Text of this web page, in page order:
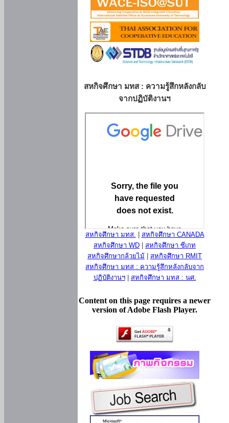
สหกิจศึกษา มทส : ความรู้สึกหลังกลับ
จากปฏิบัติงานฯ
สหกิจศึกษา มทส.
สหกิจศึกษา CANADA
สหกิจศึกษา WD
สหกิจศึกษา ซีเกท
สหกิจศึกษากล้วยไม้
สหกิจศึกษา RMIT
สหกิจศึกษา มทส : ความรู้สึกหลังกลับจาก
ปฏิบัติงานฯ| สหกิจศึกษา มทส : นศ.
Content on this page requires a newer
version of Adobe Flash Player.